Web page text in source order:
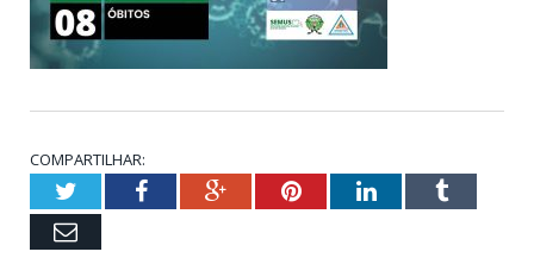
COMPARTILHAR:
TwitterFacebookGoogle+PinterestLinkedInTumblr
Email